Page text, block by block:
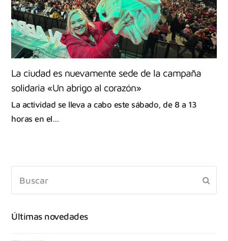
La ciudad es nuevamente sede de la campaña
solidaria «Un abrigo al corazón»
La actividad se lleva a cabo este sábado, de 8 a 13
horas en el…
Últimas novedades